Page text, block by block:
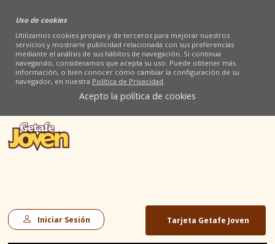
Uso de cookies
Utilizamos cookies propias y de terceros para mejorar nuestros
servicios y mostrarle publicidad relacionada con sus preferencias
mediante el análisis de sus hábitos de navegación. Si continua
navegando, consideramos que acepta su uso. Puede obtener más
información, o bien conocer cómo cambiar la configuración de su
navegador, en nuestra Política de Privacidad.
Acepto la política de cookies
Iniciar Sesión Tarjeta Getafe Joven